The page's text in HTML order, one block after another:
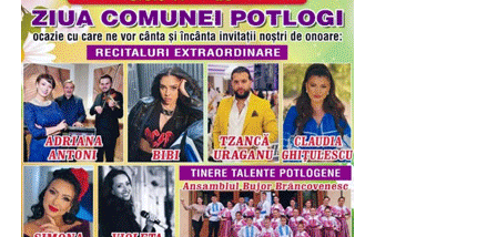
scurtă prezentare a tehnicilor utilizate în sculptură și a
elementelor care definesc această formă de expresie
artistică, participanții au realizat, sub îndrumarea
specialiștilor muzeului, motive decorative prin cioplirea
materialului cu dăltițe, experimentând într-un mod sigur și
adaptat vârstei lor procesul artistic.
Entuziasmul, curiozitatea și implicarea copiilor au
transformat fiecare atelier într-o experiență educativă și